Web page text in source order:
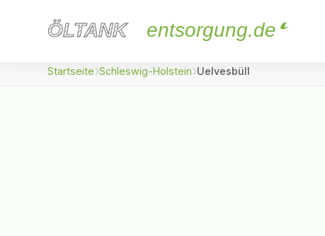
ÖLTANK
ÖLTANK entsorgung.de
Startseite Schleswig-Holstein Uelvesbüll